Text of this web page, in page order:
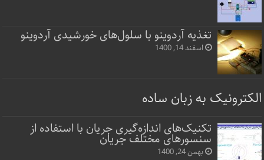
تغذیه آردوینو با سلول‌های خورشیدی آردوینو
اسفند 14, 1400
الکترونیک به زبان ساده
تکنیک‌های اندازه‌گیری جریان با استفاده از
سنسورهای مختلف جریان
بهمن 24, 1400